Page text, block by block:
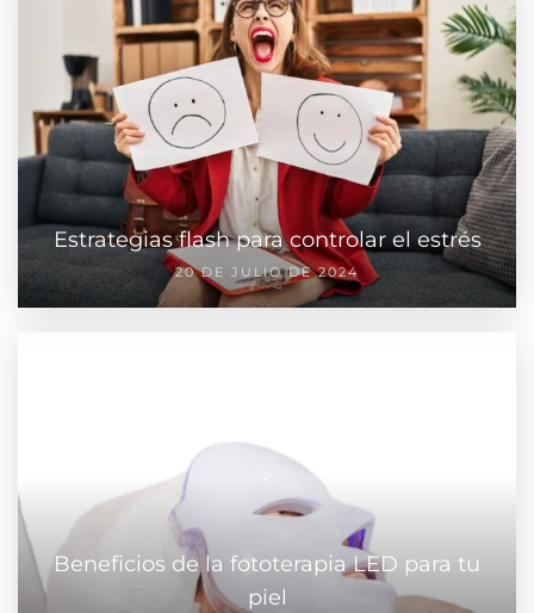
Estrategias flash para controlar el estrés
20 DE JULIO DE 2024
Beneficios de la fototerapia LED para tu
piel